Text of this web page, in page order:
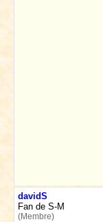
davidS
Fan de S-M
(Membre)